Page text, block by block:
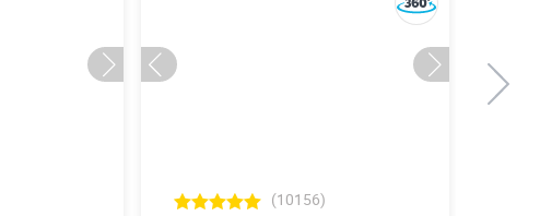
(10156)